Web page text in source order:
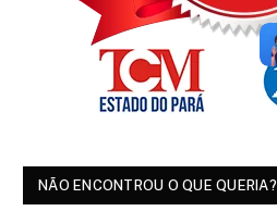
NÃO ENCONTROU O QUE QUERIA?